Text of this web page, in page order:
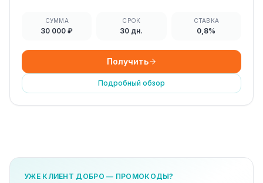
СУММА
30 000 ₽
СРОК
30 дн.
СТАВКА
0,8%
Получить
Подробный обзор
УЖЕ КЛИЕНТ ДОБРО — ПРОМОКОДЫ?